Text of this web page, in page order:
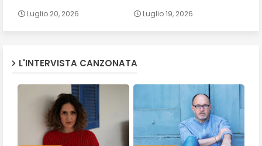
Luglio 20, 2026 Luglio 19, 2026
L'INTERVISTA CANZONATA